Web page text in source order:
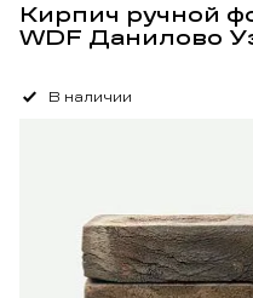
Кирпич ручной
WDF Данилово
В наличии